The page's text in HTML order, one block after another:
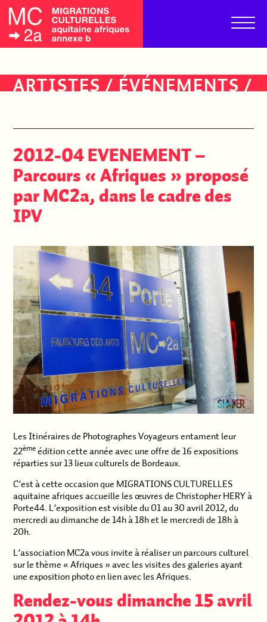
ARTISTES/ÉVÉNEMENTS/
2012-04 EVENEMENT –
Parcours « Afriques » proposé
par MC2a, dans le cadre des
IPV
Les Itinéraires de Photographes Voyageurs entament leur
22ème édition cette année avec une offre de 16 expositions
réparties sur 13 lieux culturels de Bordeaux.
C’est à cette occasion que MIGRATIONS CULTURELLES
aquitaine afriques accueille les œuvres de Christopher HERY à
Porte44. L’exposition est visible du 01 au 30 avril 2012, du
mercredi au dimanche de 14h à 18h et le mercredi de 18h à
20h.
L’association MC2a vous invite à réaliser un parcours culturel
sur le thème « Afriques » avec les visites des galeries ayant
une exposition photo en lien avec les Afriques.
Rendez-vous dimanche 15 avril